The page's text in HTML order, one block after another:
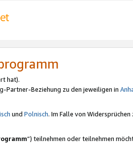
hat).
Partner-Beziehung zu den jeweiligen in
und Polnisch. Im Falle von
“) teilnehmen oder teilnehmen